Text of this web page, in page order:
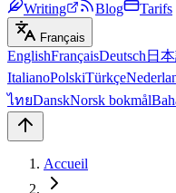
Writing
Blog Tarifs
Français
EnglishFrançaisDeutsch 日
ItalianoPolskiTürkçe
ไทยDanskNorsk bokmål
Accueil